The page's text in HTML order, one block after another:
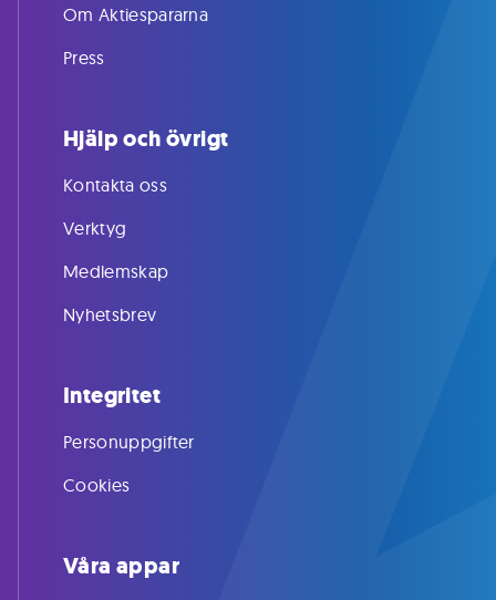
Om Aktiespararna
Press
Hjälp och övrigt
Kontakta oss
Verktyg
Medlemskap
Nyhetsbrev
Integritet
Personuppgifter
Cookies
Våra appar